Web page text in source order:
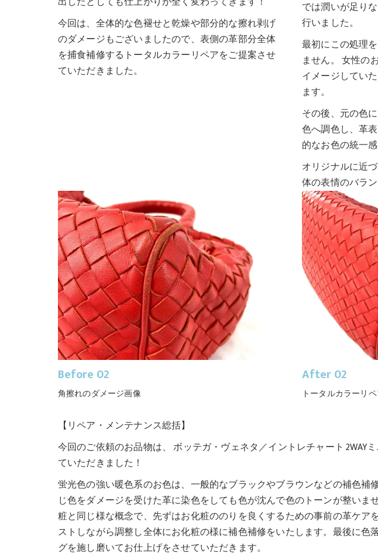
今回は、全体的な色褪せと乾燥や部分的な擦れ剥げ
のダメージもございましたので、表側の革部分全体
を捕食補修するトータルカラーリペアをご提案させ
ていただきました。
では潤いが足り
行いました。
最初にこの処理
ません。 女性の
イメージしてい
ます。
その後、元の色
色へ調色し、革
的なお色の統一
オリジナルに近
体の表情のバラ
Before 02
角擦れのダメージ画像
After 02
トータルカラーリ
【リペア・メンテナンス総括】
今回のご依頼のお品物は、 ボッテガ・ヴェネタ／イントレチャート 2WAY
ていただきました！
蛍光色の強い暖色系のお色は、一般的なブラックやブラウンなどの補色補
じ色をダメージを受けた革に染色をしても色が沈んで色のトーンが整いま
粧と同じ様な概念で、先ずはお化粧ののりを良くするための事前の革ケア
ストしながら調整し全体にお化粧の様に補色補修をいたします。最後に色
グを施し磨いてお仕上げをさせていただきます。